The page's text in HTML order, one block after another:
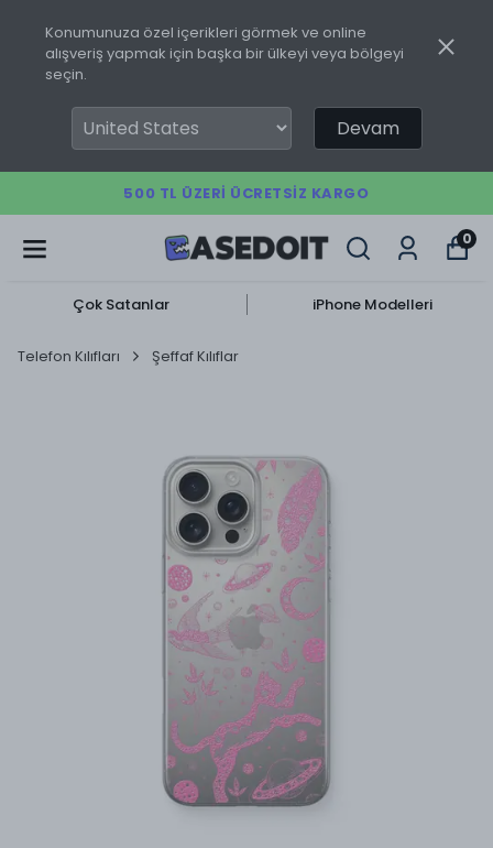
Konumunuza özel içerikleri görmek ve online
alışveriş yapmak için başka bir ülkeyi veya bölgeyi
seçin.
Devam
500 TL ÜZERI ÜCRETSIZ KARGO
0
Çok Satanlar iPhone Modelleri
Telefon Kılıfları Şeffaf Kılıflar